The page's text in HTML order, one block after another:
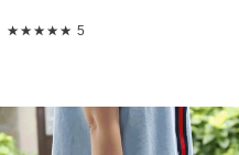
★★★★★ 5